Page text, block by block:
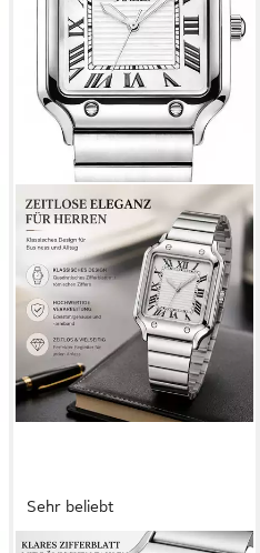
Sehr beliebt